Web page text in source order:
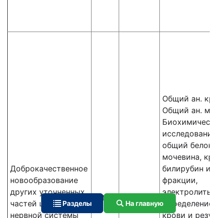
Доброкачественное
новообразование
других уточненных
частей центральной
нервной системы
D33.7
Общий ан.
Общий ан.
общий белок,
мочевина,
билирубин и
фракции,
электролиты,
Определение
крови и
Разделы На главную